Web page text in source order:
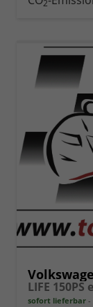
2
sofort lieferbar